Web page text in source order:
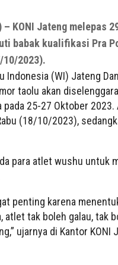
– KONI Jateng melepas
babak kualifikasi Pra
10/2023).
Indonesia (WI) Jateng
taolu akan
pada 25-27 Oktober
(18/10/2023),
para atlet wushu untuk
penting karena
atlet tak boleh galau, tak
ujarnya di Kantor KONI